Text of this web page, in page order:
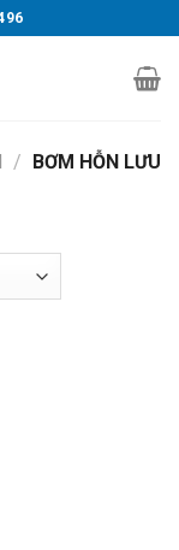
/ BƠM HỖN LƯU